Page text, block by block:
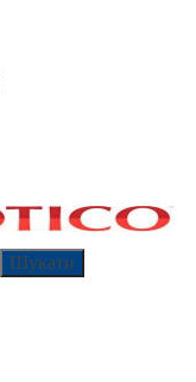
Шукати
Шукати